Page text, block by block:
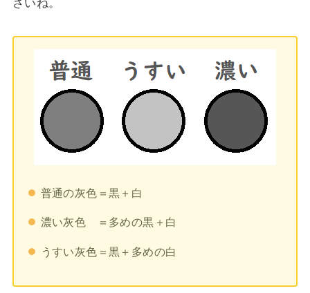
さいね。
普通の灰色＝黒＋白
濃い灰色 ＝多めの黒＋白
うすい灰色＝黒＋多めの白